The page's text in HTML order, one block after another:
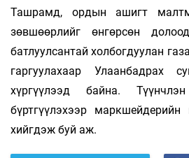
Ташрамд, ордын ашигт
зөвшөөрлийг өнгөрсөн
батлуулсантай холбогдуулан
гаргуулахаар Улаанбадрах
хүргүүлээд байна.
бүртгүүлэхээр
хийгдэж буй аж.